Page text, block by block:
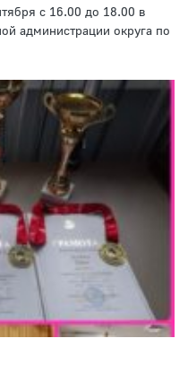
с 16.00 до 18.00 в
администрации округа по